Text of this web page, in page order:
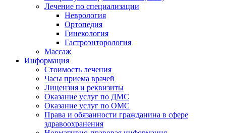
Лечение по специализации
Неврология
Ортопедия
Гинекология
Гастроэнторология
Массаж
Информация
Стоимость лечения
Часы приема врачей
Лицензия и реквизиты
Оказание услуг по ДМС
Оказание услуг по ОМС
Права и обязанности гражданина в сфере
здравоохранения